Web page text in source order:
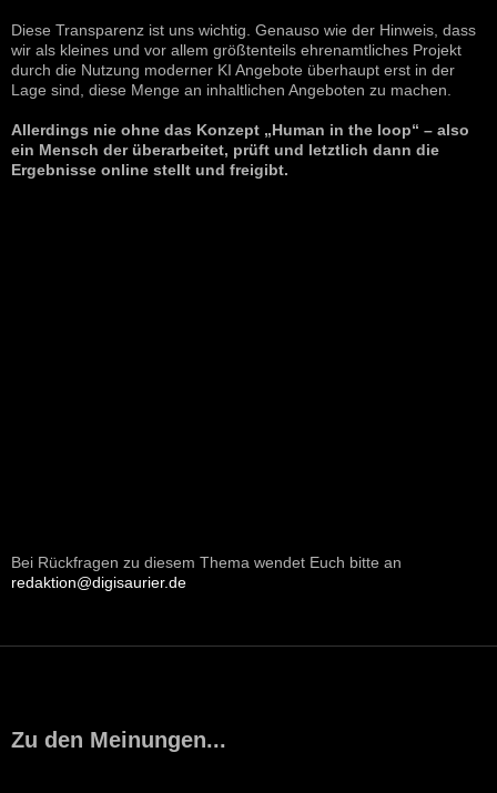
Diese Transparenz ist uns wichtig. Genauso wie der Hinweis, dass
wir als kleines und vor allem größtenteils ehrenamtliches Projekt
durch die Nutzung moderner KI Angebote überhaupt erst in der
Lage sind, diese Menge an inhaltlichen Angeboten zu machen.
Allerdings nie ohne das Konzept „Human in the loop“ – also
ein Mensch der überarbeitet, prüft und letztlich dann die
Ergebnisse online stellt und freigibt.
Bei Rückfragen zu diesem Thema wendet Euch bitte an
redaktion@digisaurier.de
Zu den Meinungen...